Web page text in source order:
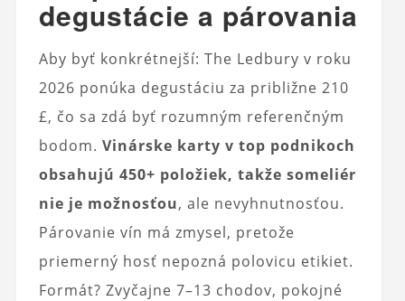
degustácie a párovania
Aby byť konkrétnejší: The Ledbury v roku
2026 ponúka degustáciu za približne 210
£, čo sa zdá byť rozumným referenčným
bodom. Vinárske karty v top podnikoch
obsahujú 450+ položiek, takže someliér
nie je možnosťou, ale nevyhnutnosťou.
Párovanie vín má zmysel, pretože
priemerný hosť nepozná polovicu etikiet.
Formát? Zvyčajne 7–13 chodov, pokojné